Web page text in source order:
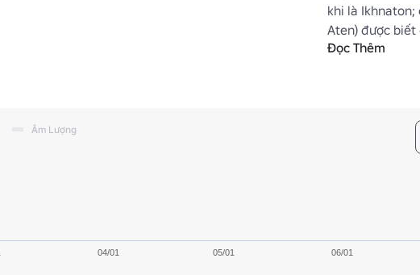
khi là
Aten) được
đại của mình là
chết vào năm
1334 trước
Aten trên các
Đọc Thêm
Âm Lượng
04/01 05/01 06/01